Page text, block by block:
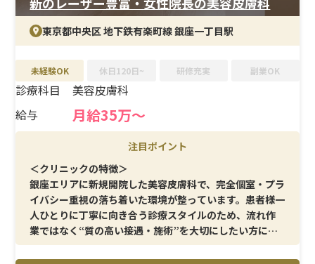
東京都中央区 地下鉄有楽町線 銀座一丁目駅
未経験OK 休日120日~ 研修充実 副業OK
診療科目
美容皮膚科
給与
月給35万〜
注目ポイント
＜クリニックの特徴＞
銀座エリアに新規開院した美容皮膚科で、完全個室・プラ
イバシー重視の落ち着いた環境が整っています。患者様一
人ひとりに丁寧に向き合う診療スタイルのため、流れ作
業ではなく“質の高い接遇・施術”を大切にしたい方に適
しています。